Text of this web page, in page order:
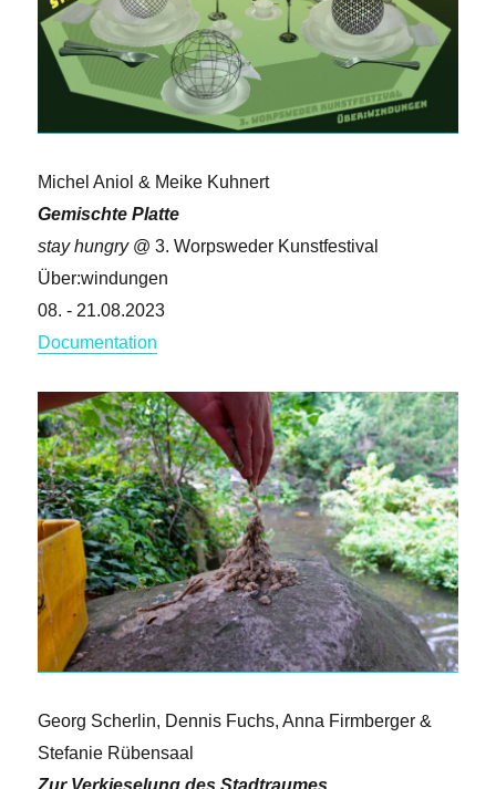
Michel Aniol & Meike Kuhnert
Gemischte Platte
stay hungry@ 3. Worpsweder Kunstfestival
Über:windungen
08. - 21.08.2023
Documentation
Georg Scherlin, Dennis Fuchs, Anna Firmberger &
Stefanie Rübensaal
Zur Verkieselung des Stadtraumes